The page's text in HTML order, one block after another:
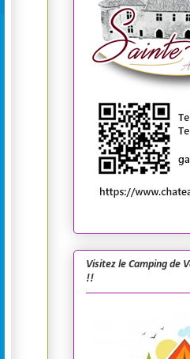
Visitez le Camping de
!!